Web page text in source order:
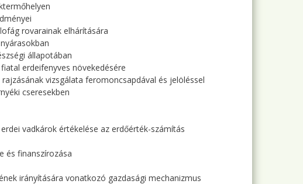
rovarainak elhárítására
állapotában
erdeifenyves növekedésére
vizsgálata feromoncsapdával és jelöléssel
cseresekben
vadkárok értékelése az erdőérték-számítás
és finanszírozása
irányítására vonatkozó gazdasági mechanizmus